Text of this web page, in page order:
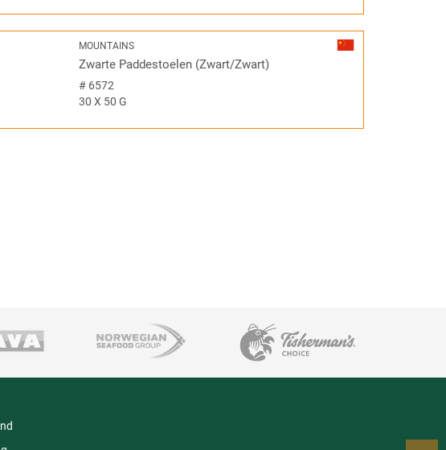
MOUNTAINS
Zwarte Paddestoelen (Zwart/Zwart)
# 6572
30 X 50 G